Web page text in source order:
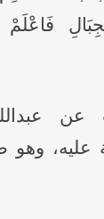
فَاعْلَمْ
عن
عليه،